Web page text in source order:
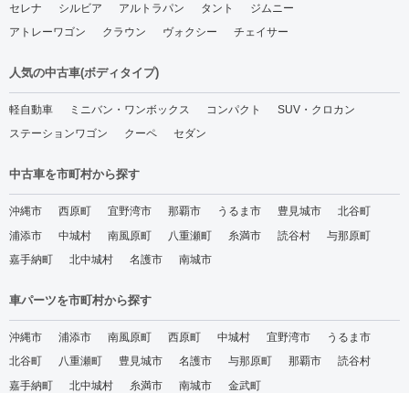
セレナ
シルビア アルトラパン タント
ジムニー
アトレーワゴン
クラウン ヴォクシー チェイサー
人気の中古車(ボディタイプ)
軽自動車 ミニバン・ワンボックス コンパクト
SUV・クロカン
ステーションワゴン
クーペ セダン
中古車を市町村から探す
沖縄市 西原町 宜野湾市 那覇市 うるま市 豊見城市
北谷町
浦添市
中城村 南風原町 八重瀬町 糸満市 読谷村
与那原町
嘉手納町
北中城村 名護市 南城市
車パーツを市町村から探す
沖縄市 浦添市 南風原町 西原町 中城村 宜野湾市
うるま市
北谷町
八重瀬町 豊見城市 名護市 与那原町 那覇市
読谷村
嘉手納町
北中城村 糸満市 南城市 金武町